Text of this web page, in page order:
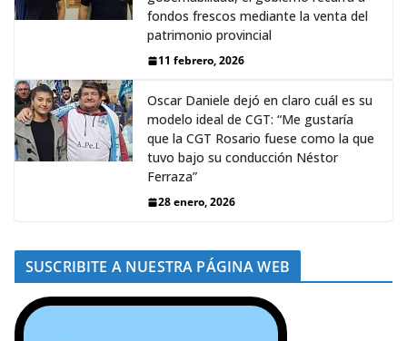
fondos frescos mediante la venta del
patrimonio provincial
11 febrero, 2026
Oscar Daniele dejó en claro cuál es su
modelo ideal de CGT: “Me gustaría
que la CGT Rosario fuese como la que
tuvo bajo su conducción Néstor
Ferraza”
28 enero, 2026
SUSCRIBITE A NUESTRA PÁGINA WEB